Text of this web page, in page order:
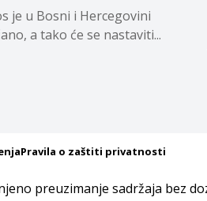
je u Bosni i Hercegovini
a tako će se nastaviti...
Pravila o zaštiti privatnosti
preuzimanje sadržaja bez